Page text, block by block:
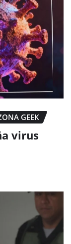
GEEK
virus